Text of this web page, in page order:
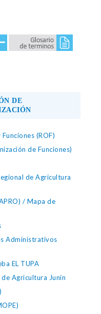
DE
(ROF)
de Funciones)
de Agricultura
/ Mapa de
Administrativos
EL TUPA
Agricultura Junín